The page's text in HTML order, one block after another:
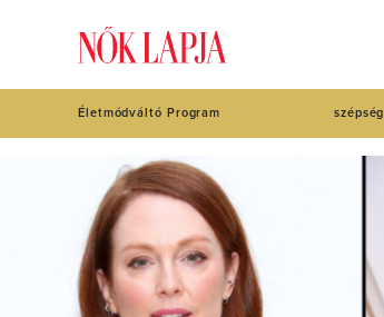
Életmódváltó Program szépség